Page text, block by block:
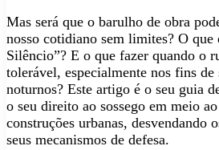
Mas será que o barulho de obra
nosso cotidiano sem limites? O que
Silêncio”? E o que fazer quando o
tolerável, especialmente nos fins de
noturnos? Este artigo é o seu guia
o seu direito ao sossego em meio
construções urbanas, desvendando
seus mecanismos de defesa.